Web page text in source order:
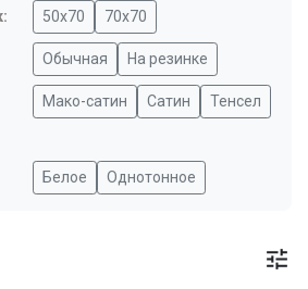
50х70 70х70
Обычная На резинке
Мако-сатин Сатин
Тенсел
Белое Однотонное
